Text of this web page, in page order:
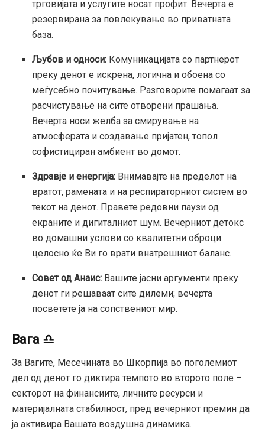
трговијата и услугите носат профит. Вечерта е
резервирана за повлекување во приватната
база.
Љубов и односи: Комуникацијата со партнерот
преку денот е искрена, логична и обоена со
меѓусебно почитување. Разговорите помагаат за
расчистување на сите отворени прашања.
Вечерта носи желба за смирување на
атмосферата и создавање пријатен, топол
софистициран амбиент во домот.
Здравје и енергија: Внимавајте на пределот на
вратот, рамената и на респираторниот систем во
текот на денот. Правете редовни паузи од
екраните и дигиталниот шум. Вечерниот детокс
во домашни услови со квалитетни оброци
целосно ќе Ви го врати внатрешниот баланс.
Совет од Анаис: Вашите јасни аргументи преку
денот ги решаваат сите дилеми; вечерта
посветете ја на сопствениот мир.
Вага ♎
За Вагите, Месечината во Шкорпија во поголемиот
дел од денот го диктира темпото во второто поле –
секторот на финансиите, личните ресурси и
материјалната стабилност, пред вечерниот премин да
ја активира Вашата воздушна динамика.